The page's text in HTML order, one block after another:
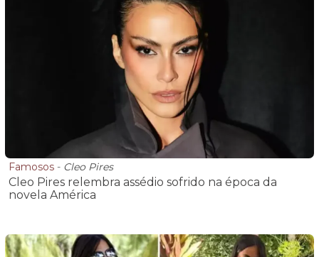
Famosos - Cleo Pires
Cleo Pires relembra assédio sofrido na época da
novela América